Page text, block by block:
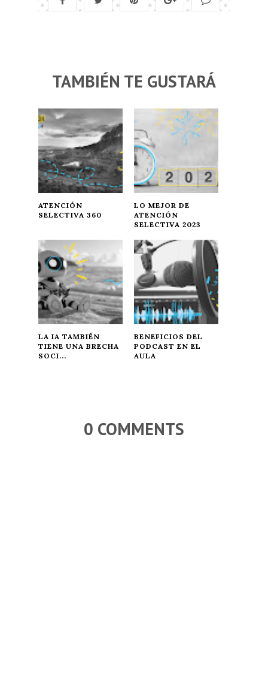
TAMBIÉN TE GUSTARÁ
ATENCIÓN
SELECTIVA 360
LO MEJOR DE
ATENCIÓN
SELECTIVA 2023
LA IA TAMBIÉN
TIENE UNA BRECHA
SOCI...
BENEFICIOS DEL
PODCAST EN EL
AULA
0 COMMENTS